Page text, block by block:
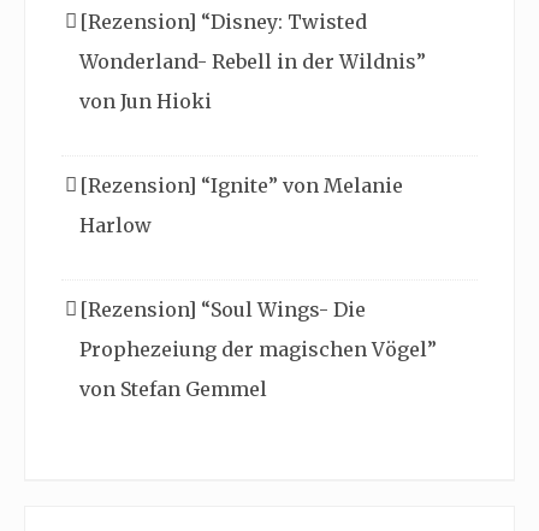
[Rezension] “Disney: Twisted
Wonderland- Rebell in der Wildnis”
von Jun Hioki
[Rezension] “Ignite” von Melanie
Harlow
[Rezension] “Soul Wings- Die
Prophezeiung der magischen Vögel”
von Stefan Gemmel